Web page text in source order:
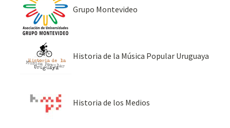
Grupo Montevideo
Historia de la Música Popular Uruguaya
Historia de los Medios